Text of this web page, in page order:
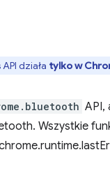
działa tylko w
API,
Wszystkie